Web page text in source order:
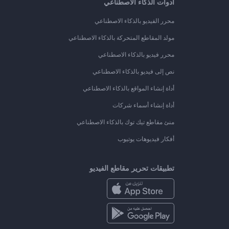
أدوات الذكاء الاصطناعي
محرر الفيديو بالذكاء الاصطناعي
مولد المقاطع المتحركة بالذكاء الاصطناعي
محرر فيديو بالذكاء الاصطناعي
نص إلى فيديو بالذكاء الاصطناعي
أداة إنشاء المواقع بالذكاء الاصطناعي
أداة إنشاء أسماء شركات
منئ مقاطع تيك توك بالذكاء الاصطناعي
أفكار فيديوهات يوتيوب
تطبيقات تحرير مقاطع الفيديو